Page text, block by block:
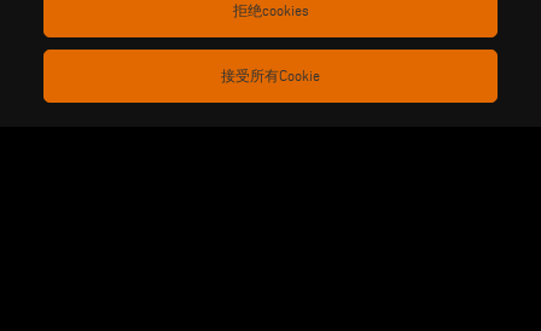
馅饼设置
Voilàp S.p.a. - Via Archimede, 10 - 41019 Soliera (MO) - ITALY
拒绝cookies
接受所有Cookie